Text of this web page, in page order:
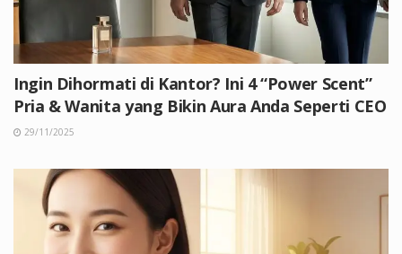
Ingin Dihormati di Kantor? Ini 4 “Power Scent”
Pria & Wanita yang Bikin Aura Anda Seperti CEO
29/11/2025